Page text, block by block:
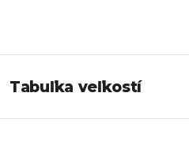
Tabuľka veľkostí